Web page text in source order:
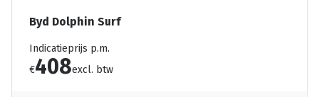
Byd Dolphin Surf
Indicatieprijs p.m.
€408excl. btw